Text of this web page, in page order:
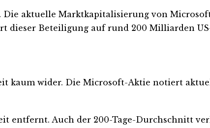
aktuelle Marktkapitalisierung von
dieser Beteiligung auf rund 200 Milliarden
kaum wider. Die Microsoft-Aktie notiert
entfernt. Auch der 200-Tage-Durchschnitt